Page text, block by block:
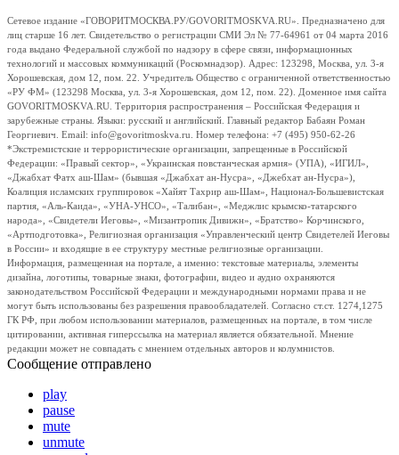
Сетевое издание «ГОВОРИТМОСКВА.РУ/GOVORITMOSKVA.RU». Предназначено для
лиц старше 16 лет. Свидетельство о регистрации СМИ Эл № 77-64961 от 04 марта 2016
года выдано Федеральной службой по надзору в сфере связи, информационных
технологий и массовых коммуникаций (Роскомнадзор). Адрес: 123298, Москва, ул. 3-я
Хорошевская, дом 12, пом. 22. Учредитель Общество с ограниченной ответственностью
«РУ ФМ» (123298 Москва, ул. 3-я Хорошевская, дом 12, пом. 22). Доменное имя сайта
GOVORITMOSKVA.RU. Территория распространения – Российская Федерация и
зарубежные страны. Языки: русский и английский. Главный редактор Бабаян Роман
Георгиевич. Email: info@govoritmoskva.ru. Номер телефона: +7 (495) 950-62-26
*Экстремистские и террористические организации, запрещенные в Российской
Федерации: «Правый сектор», «Украинская повстанческая армия» (УПА), «ИГИЛ»,
«Джабхат Фатх аш-Шам» (бывшая «Джабхат ан-Нусра», «Джебхат ан-Нусра»),
Коалиция исламских группировок «Хайят Тахрир аш-Шам», Национал-Большевистская
партия, «Аль-Каида», «УНА-УНСО», «Талибан», «Меджлис крымско-татарского
народа», «Свидетели Иеговы», «Мизантропик Дивижн», «Братство» Корчинского,
«Артподготовка», Религиозная организация «Управленческий центр Свидетелей Иеговы
в России» и входящие в ее структуру местные религиозные организации.
Информация, размещенная на портале, а именно: текстовые материалы, элементы
дизайна, логотипы, товарные знаки, фотографии, видео и аудио охраняются
законодательством Российской Федерации и международными нормами права и не
могут быть использованы без разрешения правообладателей. Согласно ст.ст. 1274,1275
ГК РФ, при любом использовании материалов, размещенных на портале, в том числе
цитировании, активная гиперссылка на материал является обязательной. Мнение
редакции может не совпадать с мнением отдельных авторов и колумнистов.
Сообщение отправлено
play
pause
mute
unmute